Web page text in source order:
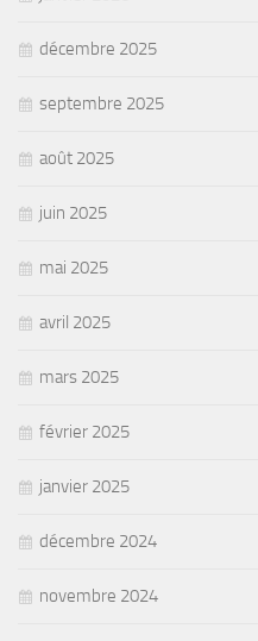
décembre 2025
septembre 2025
août 2025
juin 2025
mai 2025
avril 2025
mars 2025
février 2025
janvier 2025
décembre 2024
novembre 2024